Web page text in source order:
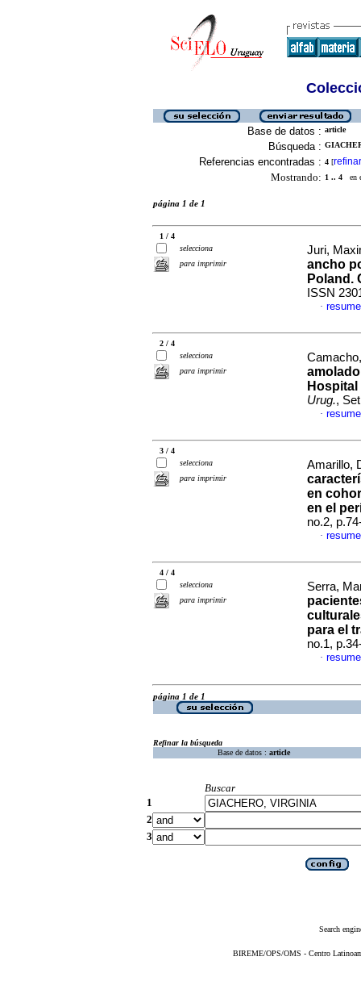
Base de datos : article
Búsqueda :
Referencias encontradas : 4 [refinar
Mostrando: 1 .. 4 en
página 1 de 1
1 / 4
selecciona
para imprimir
Juri,
ancho
Poland.
ISSN
·
2 / 4
selecciona
para imprimir
Urug.,
·
3 / 4
selecciona
para imprimir
Amarillo,
en
en el
no.2,
·
4 / 4
selecciona
para imprimir
Serra,
para el
no.1,
·
página 1 de 1
Refinar la búsqueda
Base de datos : article
Buscar
1
2
3
Search
BIREME/OPS/OMS - Centro